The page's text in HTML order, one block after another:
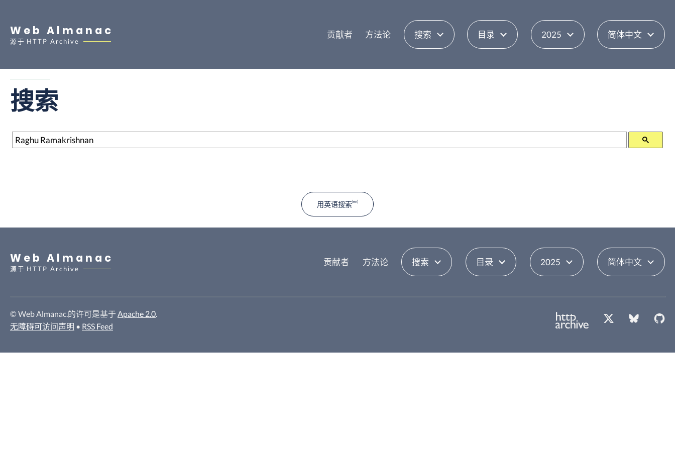
Web Almanac
源于 HTTP Archive
贡献者 方法论 搜索 目录 2025 简体中文
搜索
搜索
用英语搜索
Web Almanac
源于 HTTP Archive
贡献者 方法论 搜索 目录 2025 简体中文
© Web Almanac.的许可是基于 Apache 2.0.
无障碍可访问声明 • RSS Feed